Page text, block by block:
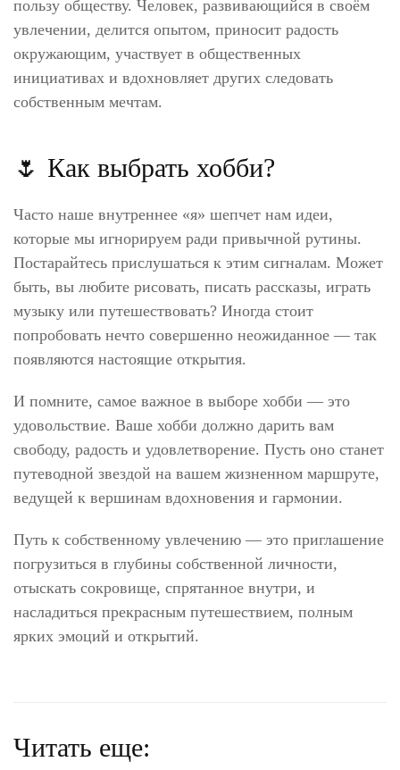
пользу обществу. Человек, развивающийся в своём
увлечении, делится опытом, приносит радость
окружающим, участвует в общественных
инициативах и вдохновляет других следовать
собственным мечтам.
🌷 Как выбрать хобби?
Часто наше внутреннее «я» шепчет нам идеи,
которые мы игнорируем ради привычной рутины.
Постарайтесь прислушаться к этим сигналам. Может
быть, вы любите рисовать, писать рассказы, играть
музыку или путешествовать? Иногда стоит
попробовать нечто совершенно неожиданное — так
появляются настоящие открытия.
И помните, самое важное в выборе хобби — это
удовольствие. Ваше хобби должно дарить вам
свободу, радость и удовлетворение. Пусть оно станет
путеводной звездой на вашем жизненном маршруте,
ведущей к вершинам вдохновения и гармонии.
Путь к собственному увлечению — это приглашение
погрузиться в глубины собственной личности,
отыскать сокровище, спрятанное внутри, и
насладиться прекрасным путешествием, полным
ярких эмоций и открытий.
Читать еще: